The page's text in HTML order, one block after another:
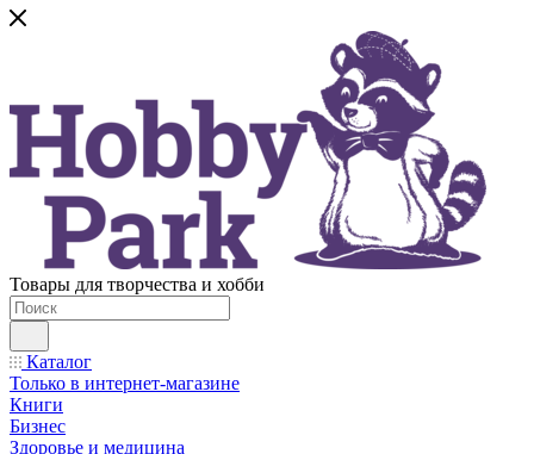
Товары для творчества и хобби
Каталог
Только в интернет-магазине
Книги
Бизнес
Здоровье и медицина